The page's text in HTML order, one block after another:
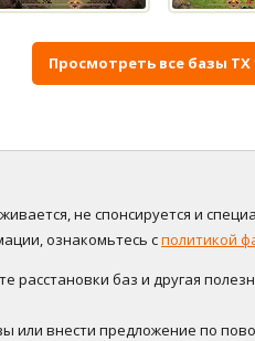
Просмотреть все базы ТХ
не спонсируется и
ознакомьтесь сполитикой
баз и другая
или внести предложение по